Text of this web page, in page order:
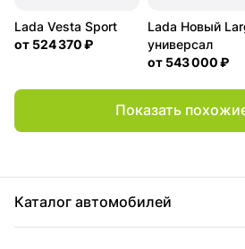
Lada Vesta Sport
от 524 370 ₽
Lada Новый
универсал
от 543 000 ₽
Показать
Каталог автомобилей